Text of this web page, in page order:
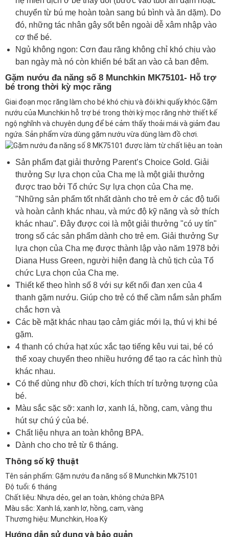
chuyển từ bú mẹ hoàn toàn sang bú bình và ăn dặm). Do
đó, những tác nhân gây sốt bên ngoài dễ xâm nhập vào
cơ thể bé.
Ngủ không ngon: Cơn đau răng không chỉ khó chịu vào
ban ngày mà nó còn khiến bé bất an vào cả ban đêm.
Gặm nướu đa năng số 8 Munchkin MK75101- Hỗ trợ
bé trong thời kỳ mọc răng
Giai đoạn mọc răng làm cho bé khó chịu và đôi khi quấy khóc.Gặm
nướu của Munchkin hỗ trợ bé trong thời kỳ mọc răng nhờ thiết kế
ngộ nghĩnh và chuyên dụng để bé cảm thấy thoải mái và giảm đau
ngứa. Sản phẩm vừa dùng gặm nướu vừa dùng làm đồ chơi.
Sản phẩm đạt giải thưởng Parent’s Choice Gold. Giải
thưởng Sự lựa chọn của Cha mẹ là một giải thưởng
được trao bởi Tổ chức Sự lựa chọn của Cha mẹ.
"Những sản phẩm tốt nhất dành cho trẻ em ở các độ tuổi
và hoàn cảnh khác nhau, và mức độ kỹ năng và sở thích
khác nhau". Đây được coi là một giải thưởng "có uy tín"
trong số các sản phẩm dành cho trẻ em. Giải thưởng Sự
lựa chọn của Cha mẹ được thành lập vào năm 1978 bởi
Diana Huss Green, người hiện đang là chủ tịch của Tổ
chức Lựa chọn của Cha mẹ.
Thiết kế theo hình số 8 với sự kết nối đan xen của 4
thanh gặm nướu. Giúp cho trẻ có thể cầm nắm sản phẩm
chắc hơn và
Các bề mặt khác nhau tạo cảm giác mới lạ, thú vị khi bé
gặm.
4 thanh có chứa hạt xúc xắc tạo tiếng kêu vui tai, bé có
thể xoay chuyển theo nhiều hướng để tạo ra các hình thù
khác nhau.
Có thể dùng như đồ chơi, kích thích trí tưởng tượng của
bé.
Màu sắc sặc sỡ: xanh lơ, xanh lá, hồng, cam, vàng thu
hút sự chú ý của bé.
Chất liệu nhựa an toàn không BPA.
Dành cho cho trẻ từ 6 tháng.
Thông số kỹ thuật
Tên sản phẩm: Gặm nướu đa năng số 8 Munchkin Mk75101
Độ tuổi: 6 tháng
Chất liệu: Nhựa dẻo, gel an toàn, không chứa BPA
Màu sắc: Xanh lá, xanh lơ, hồng, cam, vàng
Thương hiệu: Munchkin, Hoa Kỳ
Hướng dẫn sử dụng và bảo quản